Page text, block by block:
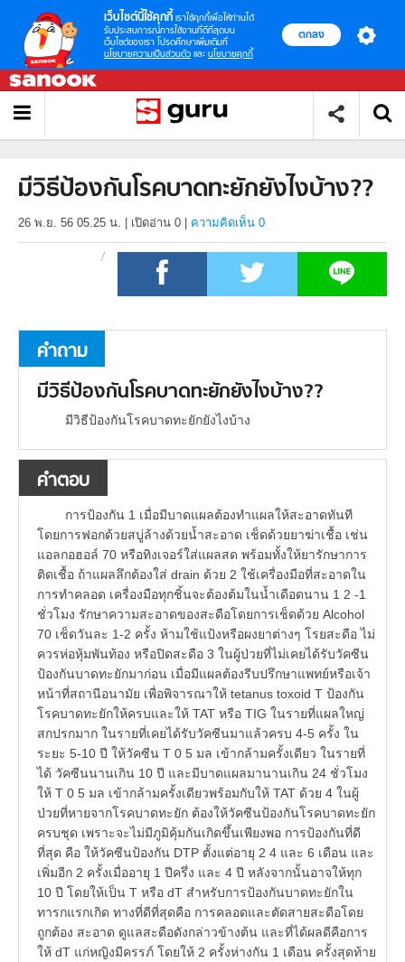
เว็บไซต์นี้ใช้คุกกี้ เราใช้คุกกี้เพื่อให้ท่านได้
รับประสบการณ์การใช้งานที่ดีที่สุดบน
เว็บไซต์ของเรา โปรดศึกษาเพิ่มเติมที่
นโยบายความเป็นส่วนตัว และ นโยบายคุกกี้
ตกลง
มีวิธีป้องกันโรคบาดทะยักยังไงบ้าง??
26 พ.ย. 56 05.25 น. เปิดอ่าน 0 ความคิดเห็น 0
คำถาม
มีวิธีป้องกันโรคบาดทะยักยังไงบ้าง??
มีวิธีป้องกันโรคบาดทะยักยังไงบ้าง
คำตอบ
การป้องกัน 1 เมื่อมีบาดแผลต้องทำแผลให้สะอาดทันที
โดยการฟอกด้วยสบู่ล้างด้วยน้ำสะอาด เช็ดด้วยยาฆ่าเชื้อ เช่น
แอลกอฮอล์ 70 หรือทิงเจอร์ใส่แผลสด พร้อมทั้งให้ยารักษาการ
ติดเชื้อ ถ้าแผลลึกต้องใส่ drain ด้วย 2 ใช้เครื่องมือที่สะอาดใน
การทำคลอด เครื่องมือทุกชิ้นจะต้องต้มในน้ำเดือดนาน 1 2 -1
ชั่วโมง รักษาความสะอาดของสะดือโดยการเช็ดด้วย Alcohol
70 เช็ดวันละ 1-2 ครั้ง ห้ามใช้แป้งหรือผงยาต่างๆ โรยสะดือ ไม่
ควรห่อหุ้มพันท้อง หรือปิดสะดือ 3 ในผู้ป่วยที่ไม่เคยได้รับวัคซีน
ป้องกันบาดทะยักมาก่อน เมื่อมีแผลต้องรีบปรึกษาแพทย์หรือเจ้า
หน้าที่สถานีอนามัย เพื่อพิจารณาให้ tetanus toxoid T ป้องกัน
โรคบาดทะยักให้ครบและให้ TAT หรือ TIG ในรายที่แผลใหญ่
สกปรกมาก ในรายที่เคยได้รับวัคซีนมาแล้วครบ 4-5 ครั้ง ใน
ระยะ 5-10 ปี ให้วัคซีน T 0 5 มล เข้ากล้ามครั้งเดียว ในรายที่
ได้ วัคซีนนานเกิน 10 ปี และมีบาดแผลมานานเกิน 24 ชั่วโมง
ให้ T 0 5 มล เข้ากล้ามครั้งเดียวพร้อมกับให้ TAT ด้วย 4 ในผู้
ป่วยที่หายจากโรคบาดทะยัก ต้องให้วัคซีนป้องกันโรคบาดทะยัก
ครบชุด เพราะจะไม่มีภูมิคุ้มกันเกิดขึ้นเพียงพอ การป้องกันที่ดี
ที่สุด คือ ให้วัคซีนป้องกัน DTP ตั้งแต่อายุ 2 4 และ 6 เดือน และ
เพิ่มอีก 2 ครั้งเมื่ออายุ 1 ปีครึ่ง และ 4 ปี หลังจากนั้นอาจให้ทุก
10 ปี โดยให้เป็น T หรือ dT สำหรับการป้องกันบาดทะยักใน
ทารกแรกเกิด ทางที่ดีที่สุดคือ การคลอดและตัดสายสะดือโดย
ถูกต้อง สะอาด ดูแลสะดือดังกล่าวข้างต้น และที่ได้ผลดีคือการ
ให้ dT แก่หญิงมีครรภ์ โดยให้ 2 ครั้งห่างกัน 1 เดือน ครั้งสุดท้าย